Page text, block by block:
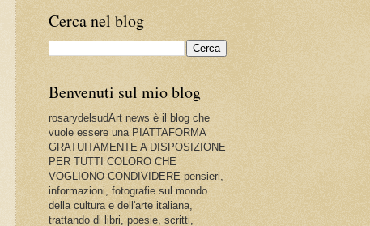
Cerca nel blog
Benvenuti sul mio blog
rosarydelsudArt news è il blog che
vuole essere una PIATTAFORMA
GRATUITAMENTE A DISPOSIZIONE
PER TUTTI COLORO CHE
VOGLIONO CONDIVIDERE pensieri,
informazioni, fotografie sul mondo
della cultura e dell'arte italiana,
trattando di libri, poesie, scritti,